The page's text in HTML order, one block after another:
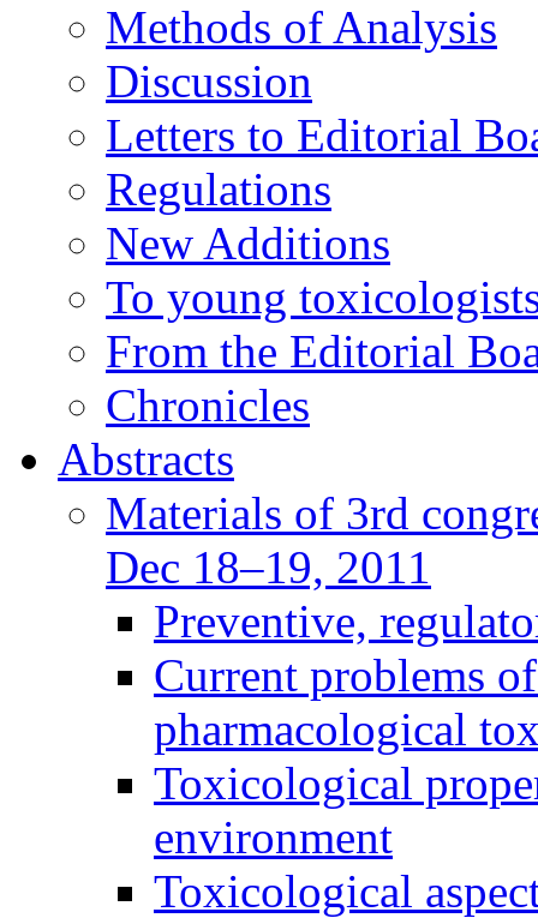
Methods of Analysis
Discussion
Letters to Editorial
Regulations
New Additions
To young
From the Editorial
Chronicles
Abstracts
Materials of 3rd
Dec 18–19, 2011
Preventive,
Current problems
pharmacological
Toxicological
environment
Toxicological